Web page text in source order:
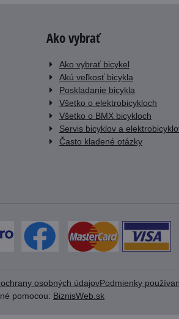
Ako vybrať
Ako vybrať bicykel
Akú veľkosť bicykla
Poskladanie bicykla
Všetko o elektrobicykloch
Všetko o BMX bicykloch
Servis bicyklov a
Často kladené otázky
osobných údajovPodmienky
pomocou: BiznisWeb.sk